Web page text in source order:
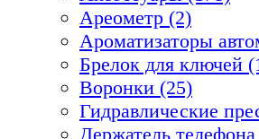
Ареометр (2)
Ароматизаторы
Брелок для ключей
Воронки (25)
Гидравлические
Держатель